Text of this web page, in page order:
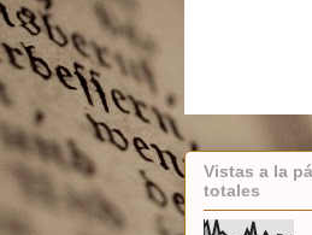
Vistas a la
totales